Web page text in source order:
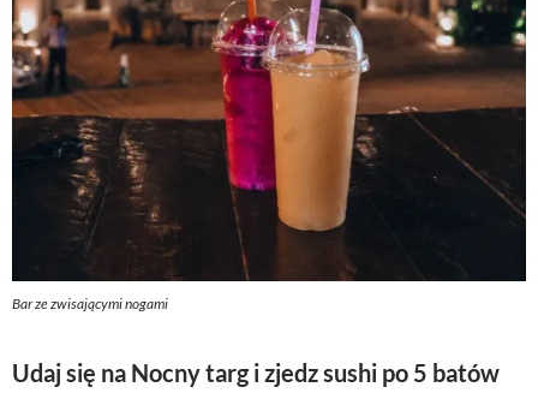
Bar ze zwisającymi nogami
Udaj się na Nocny targ i zjedz sushi po 5 batów